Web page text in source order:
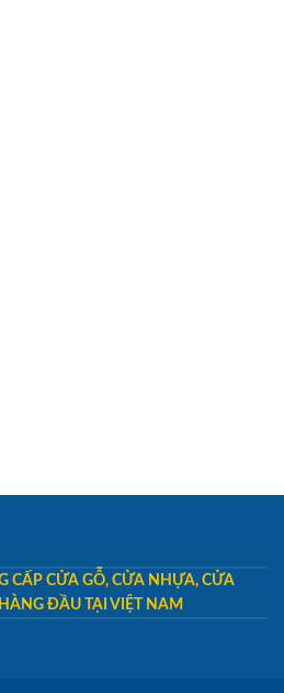
CẤP CỬA GỖ, CỬA NHỰA, CỬA
ĐẦU TẠI VIỆT NAM